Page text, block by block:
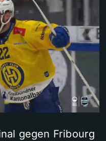
gegen Fribourg